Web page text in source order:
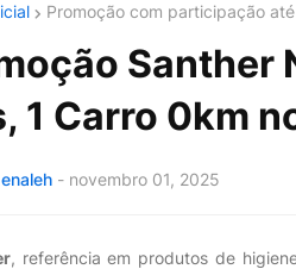
Promoção com participação
Santher
1 Carro 0km
enaleh - novembro 01, 2025
, referência em produtos de